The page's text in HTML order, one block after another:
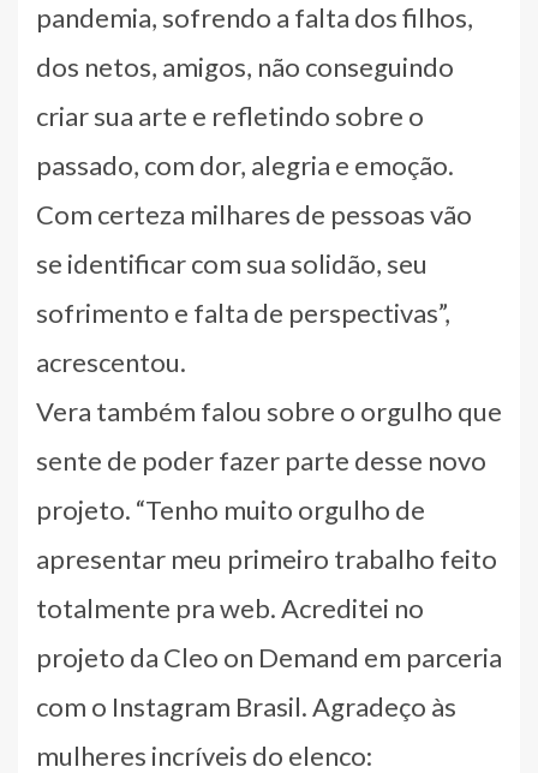
pandemia, sofrendo a falta dos filhos,
dos netos, amigos, não conseguindo
criar sua arte e refletindo sobre o
passado, com dor, alegria e emoção.
Com certeza milhares de pessoas vão
se identificar com sua solidão, seu
sofrimento e falta de perspectivas”,
acrescentou.
Vera também falou sobre o orgulho que
sente de poder fazer parte desse novo
projeto. “Tenho muito orgulho de
apresentar meu primeiro trabalho feito
totalmente pra web. Acreditei no
projeto da Cleo on Demand em parceria
com o Instagram Brasil. Agradeço às
mulheres incríveis do elenco: